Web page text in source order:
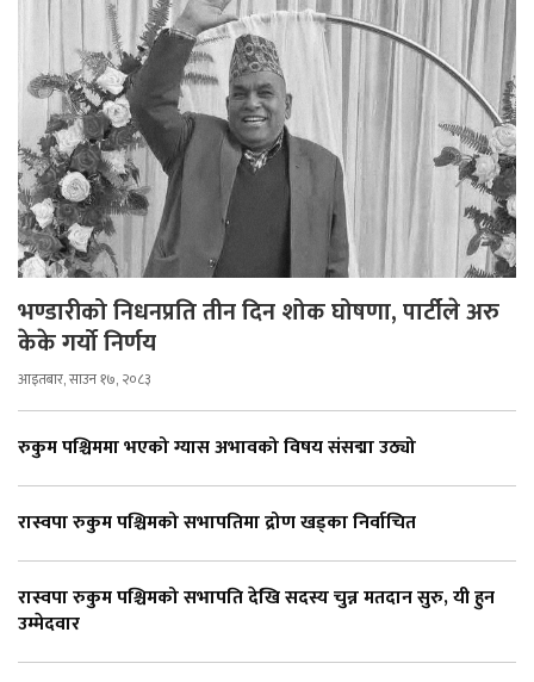
भण्डारीको निधनप्रति तीन दिन शोक घोषणा, पार्टीले अरु
केके गर्यो निर्णय
आइतबार, साउन १७, २०८३
रुकुम पश्चिममा भएको ग्यास अभावको विषय संसद्मा उठ्यो
रास्वपा रुकुम पश्चिमको सभापतिमा द्रोण खड्का निर्वाचित
रास्वपा रुकुम पश्चिमको सभापति देखि सदस्य चुन्न मतदान सुरु, यी हुन
उम्मेदवार